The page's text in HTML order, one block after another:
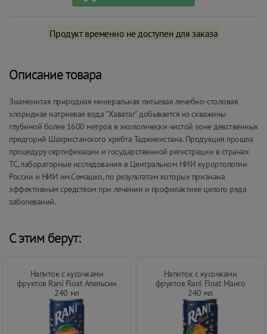
Продукт временно не доступен для заказа
Описание товара
Знаменитая природная минеральная питьевая лечебно-столовая
хлоридная натриевая вода "Хаватаг" добывается из скважины
глубиной более 1600 метров в экологически чистой зоне девственных
предгорий Шахристанского хребта Таджикистана. Продукция прошла
процедуру сертификации и государственной регистрации в странах
ТС, лабораторные исследования в Центральном НИИ курортологии
России и НИИ им.Семашко, по результатам которых признана
эффективным средством при лечении и профилактике целого ряда
заболеваний.
С этим берут:
Напиток с кусочками
фруктов Rani Float Апельсин
240 мл
Напиток с кусочками
фруктов Rani Float Манго
240 мл